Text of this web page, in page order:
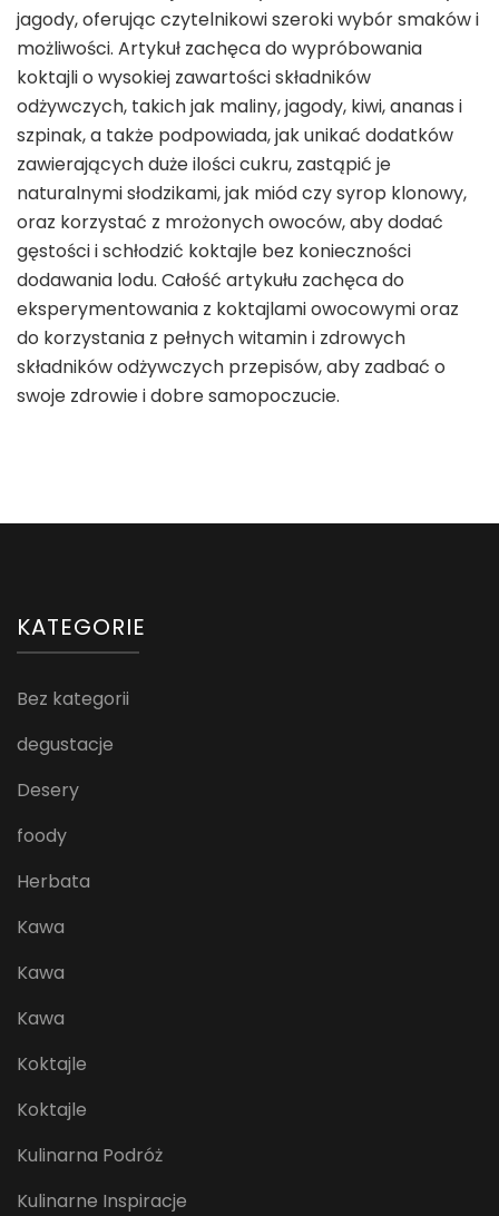
jagody, oferując czytelnikowi szeroki wybór smaków i
możliwości. Artykuł zachęca do wypróbowania
koktajli o wysokiej zawartości składników
odżywczych, takich jak maliny, jagody, kiwi, ananas i
szpinak, a także podpowiada, jak unikać dodatków
zawierających duże ilości cukru, zastąpić je
naturalnymi słodzikami, jak miód czy syrop klonowy,
oraz korzystać z mrożonych owoców, aby dodać
gęstości i schłodzić koktajle bez konieczności
dodawania lodu. Całość artykułu zachęca do
eksperymentowania z koktajlami owocowymi oraz
do korzystania z pełnych witamin i zdrowych
składników odżywczych przepisów, aby zadbać o
swoje zdrowie i dobre samopoczucie.
KATEGORIE
Bez kategorii
degustacje
Desery
foody
Herbata
Kawa
Kawa
Kawa
Koktajle
Koktajle
Kulinarna Podróż
Kulinarne Inspiracje